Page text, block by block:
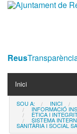
Reus
Navigation
Inici
Contacta
Notícies
SOU A: INICI
INFORMACIÓ
ÈTICA I
SISTEMA
SANITÀRIA I SOCIAL SA